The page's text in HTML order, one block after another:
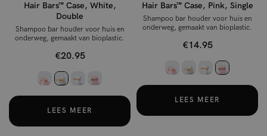
Hair Bars™ Case, White,
Double
Shampoo bar houder voor huis en
onderweg, gemaakt van bioplastic.
€20.95
LEES MEER
Hair Bars™ Case, Pink, Single
Shampoo bar houder voor huis en
onderweg, gemaakt van bioplastic.
€14.95
LEES MEER